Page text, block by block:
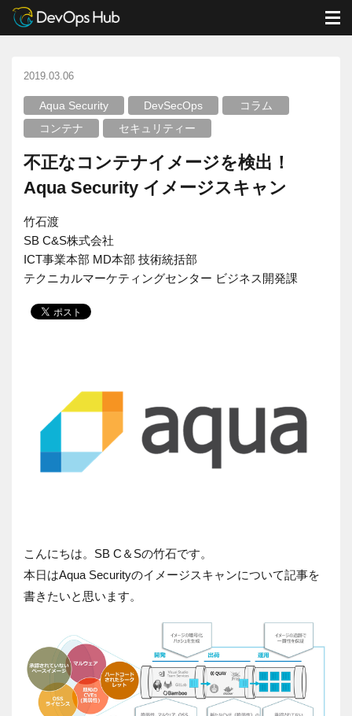
DevOps Hub ブログ
コラム
不正なコンテナイメージを検出！Aqua Security イメージスキャン
2019.03.06
Aqua Security DevSecOps
コラム
コンテナ
セキュリティー
不正なコンテナイメージを検出！
Aqua Security イメージスキャン
竹石渡
SB C&S株式会社
ICT事業本部 MD本部 技術統括部
テクニカルマーケティングセンター ビジネス開発課
こんにちは。SB C＆Sの竹石です。
本日はAqua Securityのイメージスキャンについて記事を
書きたいと思います。